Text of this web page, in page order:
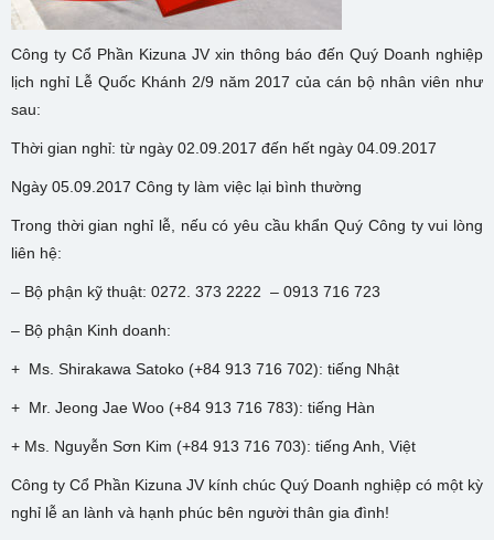
Công ty Cổ Phần Kizuna JV xin thông báo đến Quý Doanh nghiệp
lịch nghỉ Lễ Quốc Khánh 2/9 năm 2017 của cán bộ nhân viên như
sau:
Thời gian nghỉ: từ ngày 02.09.2017 đến hết ngày 04.09.2017
Ngày 05.09.2017 Công ty làm việc lại bình thường
Trong thời gian nghỉ lễ, nếu có yêu cầu khẩn Quý Công ty vui lòng
liên hệ:
– Bộ phận kỹ thuật: 0272. 373 2222 – 0913 716 723
– Bộ phận Kinh doanh:
+ Ms. Shirakawa Satoko (+84 913 716 702): tiếng Nhật
+ Mr. Jeong Jae Woo (+84 913 716 783): tiếng Hàn
+ Ms. Nguyễn Sơn Kim (+84 913 716 703): tiếng Anh, Việt
Công ty Cổ Phần Kizuna JV kính chúc Quý Doanh nghiệp có một kỳ
nghỉ lễ an lành và hạnh phúc bên người thân gia đình!